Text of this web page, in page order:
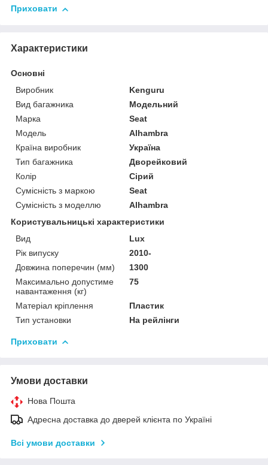
Приховати
Характеристики
Основні
Виробник
Kenguru
Вид багажника
Модельний
Марка
Seat
Модель
Alhambra
Країна виробник
Україна
Тип багажника
Дворейковий
Колір
Сірий
Сумісність з маркою
Seat
Сумісність з моделлю
Alhambra
Користувальницькі характеристики
Вид
Lux
Рік випуску
2010-
Довжина поперечин (мм)
1300
Максимально допустиме
навантаження (кг)
75
Матеріал кріплення
Пластик
Тип установки
На рейлінги
Приховати
Умови доставки
Нова Пошта
Адресна доставка до дверей клієнта по Україні
Всі умови доставки